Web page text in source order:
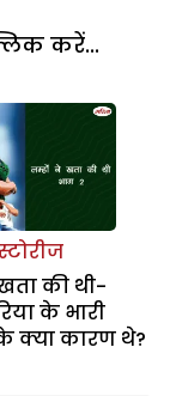
करें...
की थी-
के भारी
क्या कारण थे?